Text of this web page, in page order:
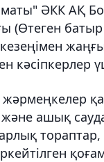
ӘКК АҚ
(Өтеген
кәсіпкерлер
және ашық